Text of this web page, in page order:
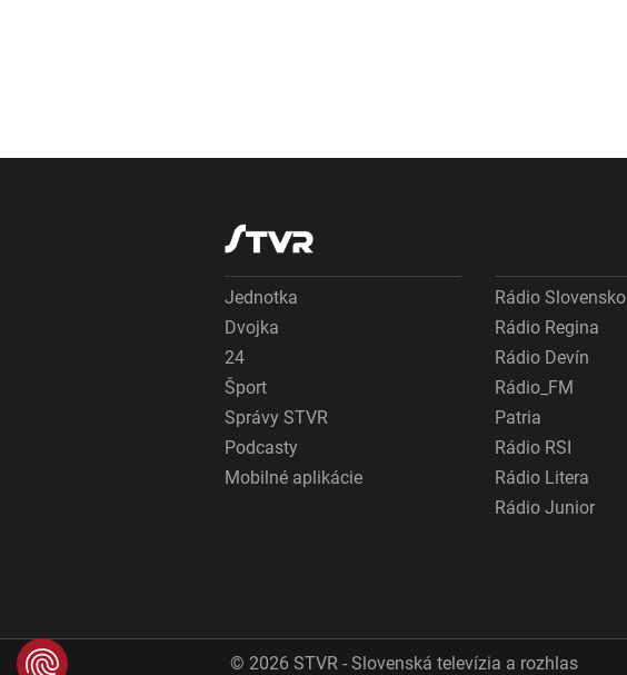
Jednotka
Dvojka
24
Šport
Správy STVR
Podcasty
Mobilné aplikácie
Rádio Slovensko
Rádio Regina
Rádio Devín
Rádio_FM
Patria
Rádio RSI
Rádio Litera
Rádio Junior
© 2026 STVR - Slovenská televízia a rozhlas